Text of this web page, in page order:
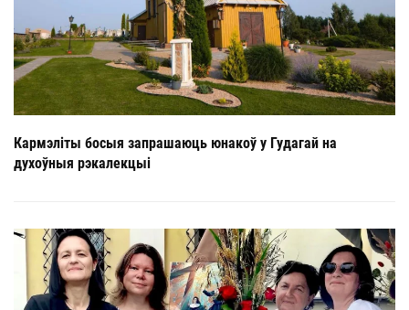
Кармэліты босыя запрашаюць юнакоў у Гудагай на
духоўныя рэкалекцыі